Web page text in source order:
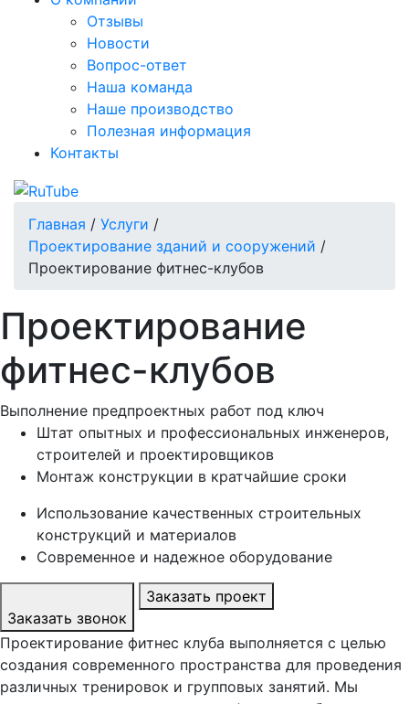
Отзывы
Новости
Вопрос-ответ
Наша команда
Наше производство
Полезная информация
Контакты
Главная / Услуги /
Проектирование зданий и сооружений /
Проектирование фитнес-клубов
Проектирование
фитнес-клубов
Выполнение предпроектных работ под ключ
Штат опытных и профессиональных инженеров,
строителей и проектировщиков
Монтаж конструкции в кратчайшие сроки
Использование качественных строительных
конструкций и материалов
Современное и надежное оборудование
Заказать звонок
Заказать проект
Проектирование фитнес клуба выполняется с целью
создания современного пространства для проведения
различных тренировок и групповых занятий. Мы